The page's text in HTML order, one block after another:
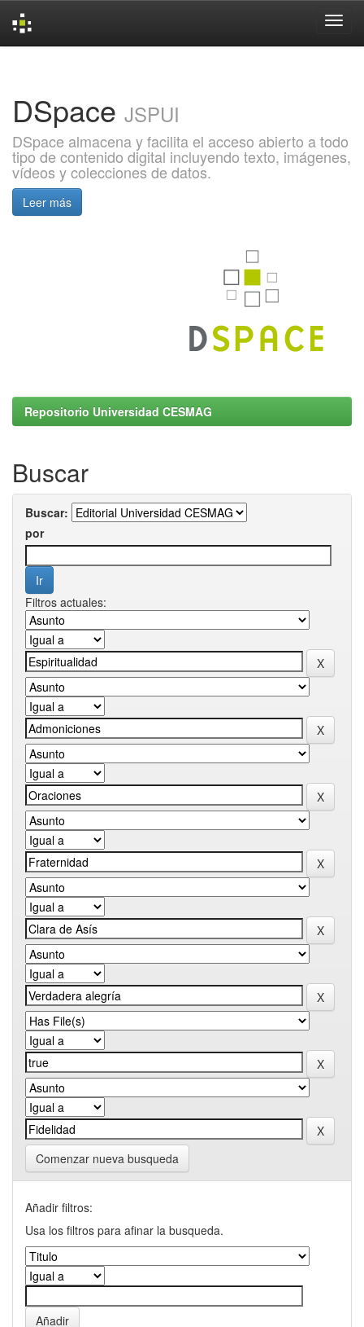
DSpace JSPUI
DSpace almacena y facilita el acceso abierto a todo
tipo de contenido digital incluyendo texto, imágenes,
vídeos y colecciones de datos.
Leer más
Repositorio Universidad CESMAG
Buscar
Buscar:
por
Filtros actuales:
Comenzar nueva busqueda
Añadir filtros:
Usa los filtros para afinar la busqueda.